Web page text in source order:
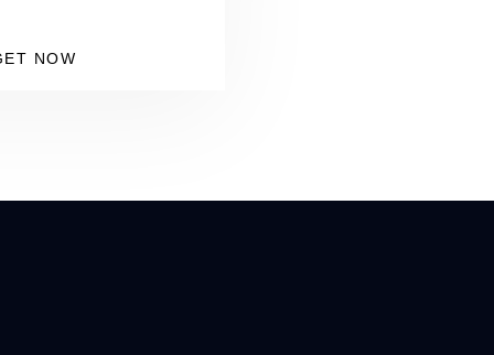
NOW